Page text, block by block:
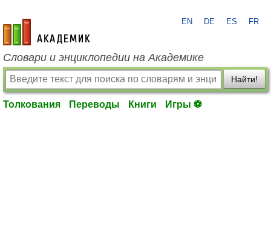
academic.ru
EN DE ES FR
Словари и энциклопедии на Академике
Найти!
Толкования Переводы Книги Игры ⚽